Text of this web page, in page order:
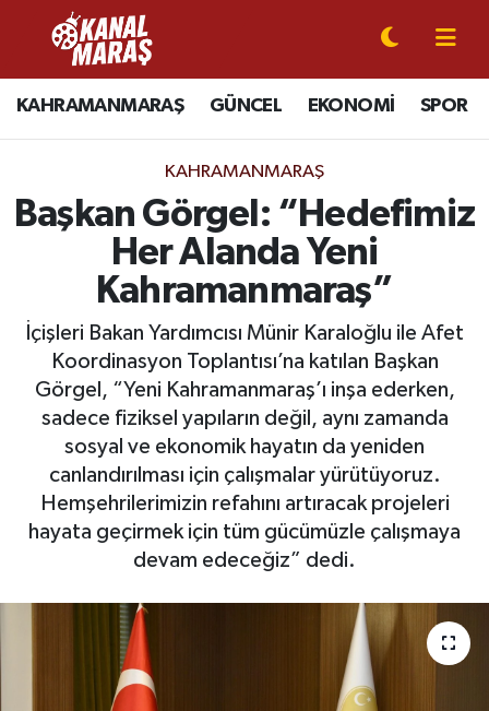
KAHRAMANMARAŞ GÜNCEL EKONOMİ SPOR
KAHRAMANMARAŞ
Başkan Görgel: “Hedefimiz
Her Alanda Yeni
Kahramanmaraş”
İçişleri Bakan Yardımcısı Münir Karaloğlu ile Afet
Koordinasyon Toplantısı’na katılan Başkan
Görgel, “Yeni Kahramanmaraş’ı inşa ederken,
sadece fiziksel yapıların değil, aynı zamanda
sosyal ve ekonomik hayatın da yeniden
canlandırılması için çalışmalar yürütüyoruz.
Hemşehrilerimizin refahını artıracak projeleri
hayata geçirmek için tüm gücümüzle çalışmaya
devam edeceğiz” dedi.
CANLI YAYIN
KAHRAMANMARAŞ
SİYASET
EKONOMİ
GÜNDEM
MAGAZİN
SAĞLIK
BÖLGE
KEŞFET
Kahramanmaraş Nöbetçi Eczaneler
Kahramanmaraş Hava Durumu
Kahramanmaraş Trafik Yoğunluk Haritası
Süper Lig Puan Durumu ve Fikstür
Tüm Manşetler
Son Dakika Haberleri
Haber Arşivi